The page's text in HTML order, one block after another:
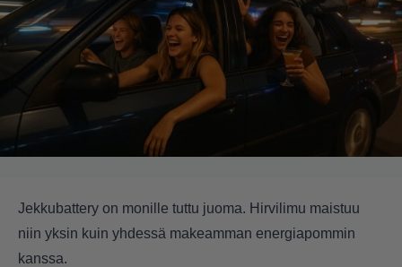
Jekkubattery on monille tuttu juoma. Hirvilimu maistuu
niin yksin kuin yhdessä makeamman energiapommin
kanssa.